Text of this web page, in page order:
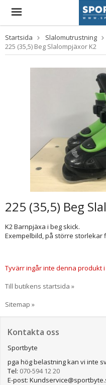
Startsida Slalomutrustning
225 (35,5) Beg Slalompjäxor K2
225 (35,5) Beg
K2 Barnpjäxa i beg skick.
Exempelbild, på större
Tyvärr ingår inte denna produkt
Till butikens startsida »
Sitemap »
Kontakta oss
Sportbyte
pga hög belastning kan vi inte
Tel: 070-594 12 20
E-post: